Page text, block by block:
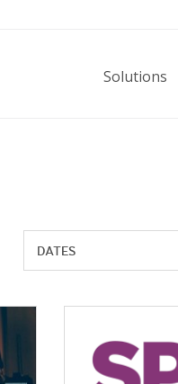
Solutions
DATES